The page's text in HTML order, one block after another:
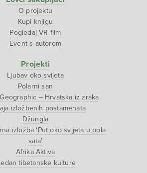
O projektu
Kupi knjigu
Pogledaj VR film
Event s autorom
Projekti
Ljubav oko svijeta
Polarni san
– Hrvatska iz zraka
izložbenih postamenata
Džungla
izložba ‘Put oko svijeta u pola
sata’
Afrika Aktiva
tibetanske kulture